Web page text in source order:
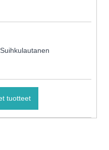
Suihkulautanen
tuotteet